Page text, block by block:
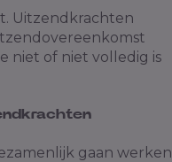
Uitzendkrachten
niet of niet volledig is
gaan werken